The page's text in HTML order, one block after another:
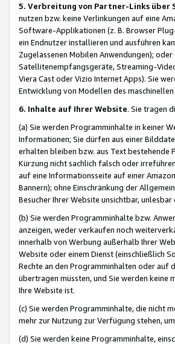
5. Verbreitung von Partner-Links über
nutzen bzw. keine Verlinkungen auf eine
Software-Applikationen (z. B. Browser
ein Endnutzer installieren und ausführen
Zugelassenen Mobilen Anwendungen);
Satellitenempfangsgeräte, Streaming-
Viera Cast oder Vizio Internet Apps). Sie
Entwicklung von Modellen des
6. Inhalte auf Ihrer Website. Sie tragen
(a) Sie werden Programminhalte in keiner
Informationen; Sie dürfen aus einer
erhalten bleiben bzw. aus Text bestehende
Kürzung nicht sachlich falsch oder
auf eine Informationsseite auf einer
Bannern); ohne Einschränkung der
Besucher Ihrer Website unsichtbar,
(b) Sie werden Programminhalte bzw.
anzeigen, weder verkaufen noch
innerhalb von Werbung außerhalb Ihrer
Website oder einem Dienst (einschließlich
Rechte an den Programminhalten oder auf
übertragen müssten, und Sie werden keine
Ihre Website ist.
(c) Sie werden Programminhalte, die nicht
mehr zur Nutzung zur Verfügung stehen,
(d) Sie werden keine Programminhalte,